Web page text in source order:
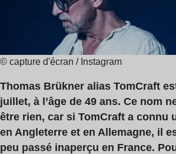
© capture d'écran / Instagram
Thomas Brükner alias TomCraft
juillet, à l’âge de 49 ans. Ce nom
être rien, car si TomCraft a connu
en Angleterre et en Allemagne, il
peu passé inaperçu en France.